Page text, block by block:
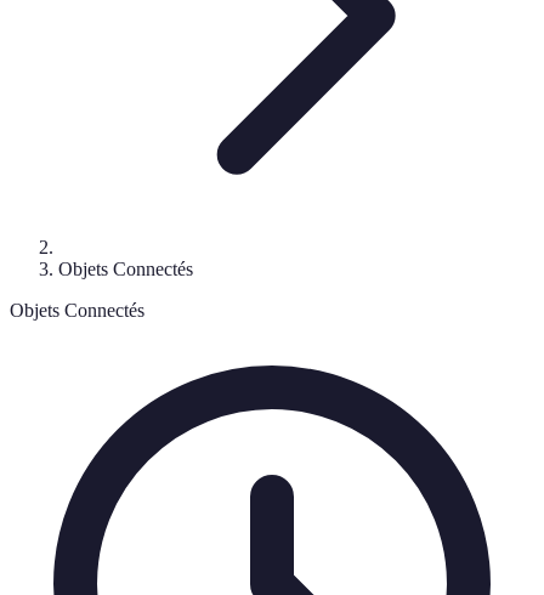
Objets Connectés
Objets Connectés